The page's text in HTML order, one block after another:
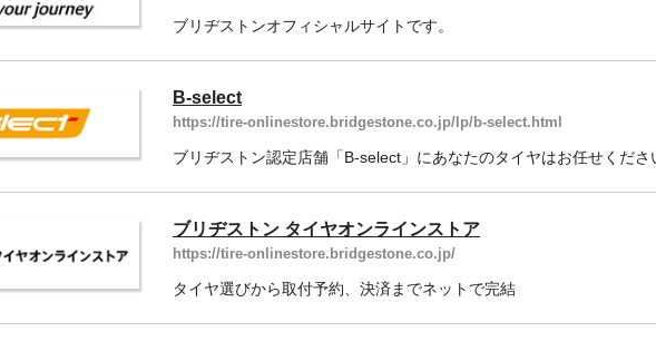
ブリヂストンオフィシャルサイトです。
B-select
https://tire-onlinestore.bridgestone.co.jp/lp/b-select.html
ブリヂストン認定店舗「B-select」にあなたのタイヤはお任せくださ
ブリヂストン タイヤオンラインストア
https://tire-onlinestore.bridgestone.co.jp/
タイヤ選びから取付予約、決済までネットで完結